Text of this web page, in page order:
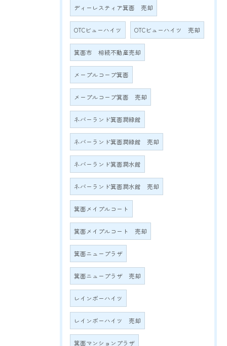
ディーレスティア箕面 売却
OTCビューハイツ OTCビューハイツ 売却
箕面市 相続不動産売却
メープルコープ箕面
メープルコープ箕面 売却
ネバーランド箕面潤緑館
ネバーランド箕面潤緑館 売却
ネバーランド箕面潤水館
ネバーランド箕面潤水館 売却
箕面メイプルコート
箕面メイプルコート 売却
箕面ニュープラザ
箕面ニュープラザ 売却
レインボーハイツ
レインボーハイツ 売却
箕面マンションプラザ